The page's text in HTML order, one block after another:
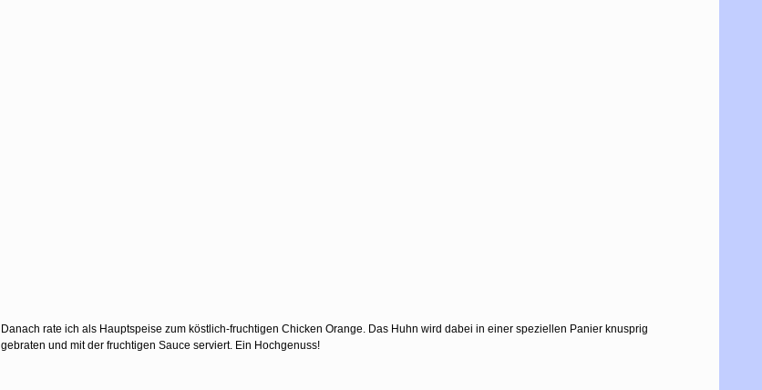
Danach rate ich als Hauptspeise zum köstlich-fruchtigen Chicken Orange. Das Huhn wird dabei in einer speziellen Panier knusprig
gebraten und mit der fruchtigen Sauce serviert. Ein Hochgenuss!